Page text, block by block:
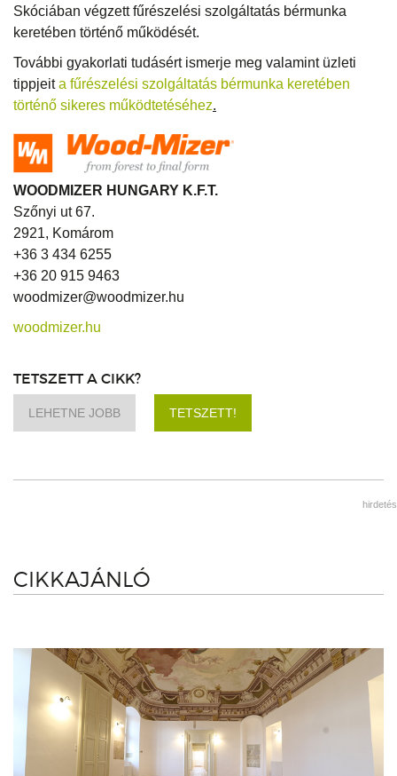
Skóciában végzett fűrészelési szolgáltatás bérmunka
keretében történő működését.
További gyakorlati tudásért ismerje meg valamint üzleti
tippjeita fűrészelési szolgáltatás bérmunka keretében
történő sikeres működtetéséhez.
WOODMIZER HUNGARY K.F.T.
Szőnyi ut 67.
2921, Komárom
+36 3 434 6255
+36 20 915 9463
woodmizer@woodmizer.hu
woodmizer.hu
TETSZETT A CIKK?
LEHETNE JOBB TETSZETT!
hirdetés
CIKKAJÁNLÓ